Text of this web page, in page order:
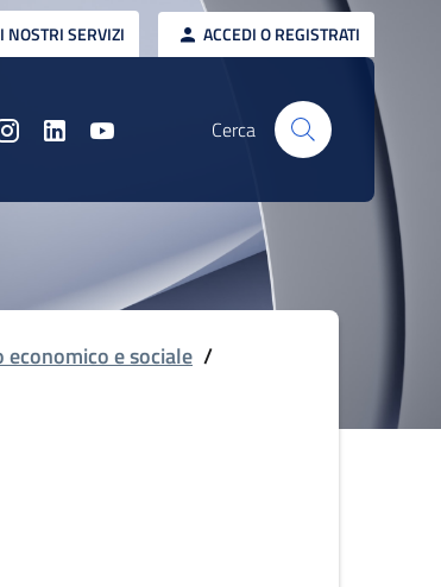
NOSTRI SERVIZI ACCEDI O REGISTRATI
Cerca
economico e sociale /